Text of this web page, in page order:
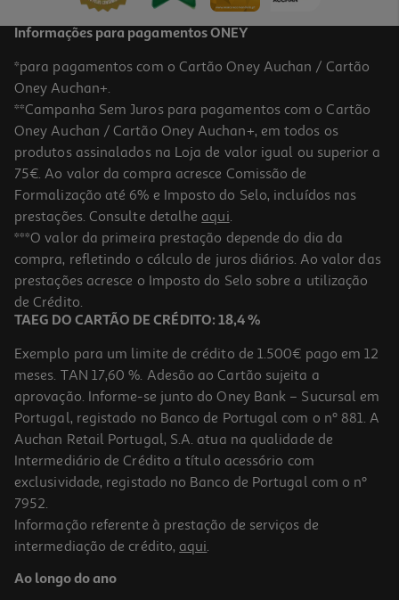
Informações para pagamentos ONEY
*para pagamentos com o Cartão Oney Auchan / Cartão
Oney Auchan+.
**Campanha Sem Juros para pagamentos com o Cartão
Oney Auchan / Cartão Oney Auchan+, em todos os
produtos assinalados na Loja de valor igual ou superior a
75€. Ao valor da compra acresce Comissão de
Formalização até 6% e Imposto do Selo, incluídos nas
prestações. Consulte detalhe aqui.
***O valor da primeira prestação depende do dia da
compra, refletindo o cálculo de juros diários. Ao valor das
prestações acresce o Imposto do Selo sobre a utilização
de Crédito.
TAEG DO CARTÃO DE CRÉDITO: 18,4 %
Exemplo para um limite de crédito de 1.500€ pago em 12
meses. TAN 17,60 %. Adesão ao Cartão sujeita a
aprovação. Informe-se junto do Oney Bank – Sucursal em
Portugal, registado no Banco de Portugal com o nº 881. A
Auchan Retail Portugal, S.A. atua na qualidade de
Intermediário de Crédito a título acessório com
exclusividade, registado no Banco de Portugal com o nº
7952.
Informação referente à prestação de serviços de
intermediação de crédito, aqui.
Ao longo do ano